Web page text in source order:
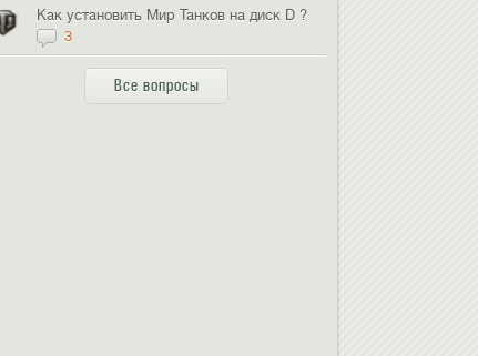
Как установить Мир Танков на диск D ?
3
Все вопросы